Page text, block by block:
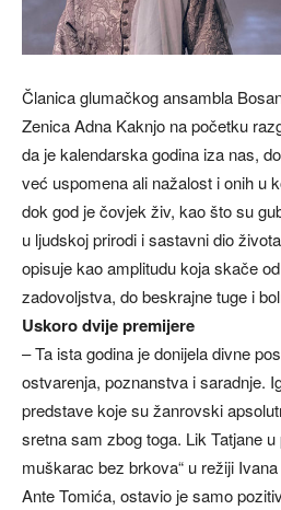
Članica glumačkog ansambla
Zenica Adna Kaknjo na početku
da je kalendarska godina iza nas,
već uspomena ali nažalost i onih u
dok god je čovjek živ, kao što su
u ljudskoj prirodi i sastavni dio
opisuje kao amplitudu koja skače
zadovoljstva, do beskrajne tuge i
Uskoro dvije premijere
– Ta ista godina je donijela divne
ostvarenja, poznanstva i saradnje.
predstave koje su žanrovski
sretna sam zbog toga. Lik Tatjane u
muškarac bez brkova“ u režiji
Ante Tomića, ostavio je samo